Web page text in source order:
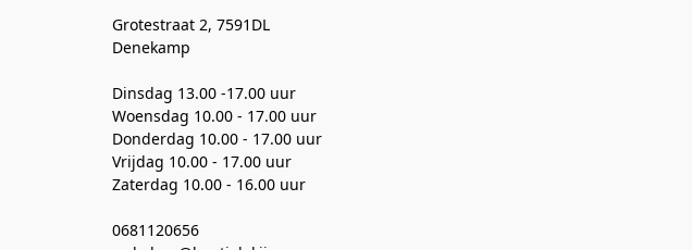
Grotestraat 2, 7591DL
Denekamp
Dinsdag 13.00 -17.00 uur
Woensdag 10.00 - 17.00 uur
Donderdag 10.00 - 17.00 uur
Vrijdag 10.00 - 17.00 uur
Zaterdag 10.00 - 16.00 uur
0681120656